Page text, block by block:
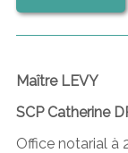
Maître LEVY
SCP Catherine
Office notarial à